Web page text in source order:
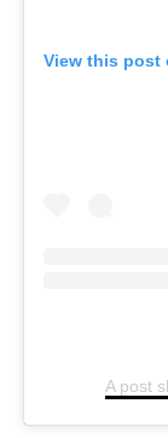
View this post
A post